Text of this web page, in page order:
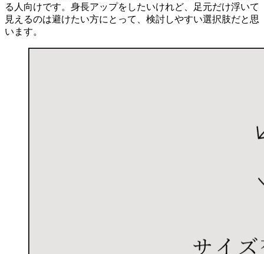
る人向けです。身長アップをしたいけれど、足元だけ浮いて
見えるのは避けたい方にとって、検討しやすい選択肢だと思
います。